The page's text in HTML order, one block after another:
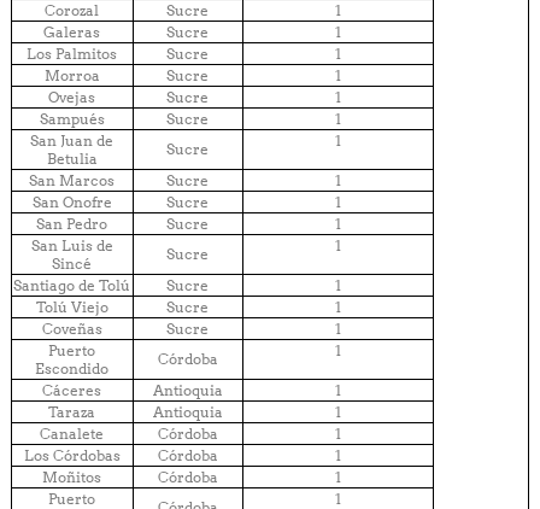
Corozal
Sucre
1
Galeras
Sucre
1
Los Palmitos
Sucre
1
Morroa
Sucre
1
Ovejas
Sucre
1
Sampués
Sucre
1
San Juan de
Betulia
Sucre 1
San Marcos Sucre
1
San Onofre
Sucre
1
San Pedro
Sucre
1
San Luis de
Sincé
Sucre 1
Santiago de Tolú Sucre
1
Tolú Viejo
Sucre
1
Coveñas
Sucre
1
Puerto
Escondido
Córdoba 1
Cáceres Antioquia
1
Taraza
Antioquia
1
Canalete
Córdoba
1
Los Córdobas
Córdoba
1
Moñitos
Córdoba
1
Puerto
1